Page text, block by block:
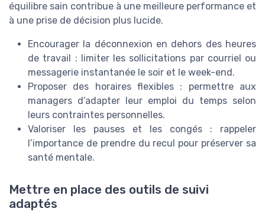
équilibre sain contribue à une meilleure performance et
à une prise de décision plus lucide.
Encourager la déconnexion en dehors des heures
de travail : limiter les sollicitations par courriel ou
messagerie instantanée le soir et le week-end.
Proposer des horaires flexibles : permettre aux
managers d’adapter leur emploi du temps selon
leurs contraintes personnelles.
Valoriser les pauses et les congés : rappeler
l’importance de prendre du recul pour préserver sa
santé mentale.
Mettre en place des outils de suivi
adaptés